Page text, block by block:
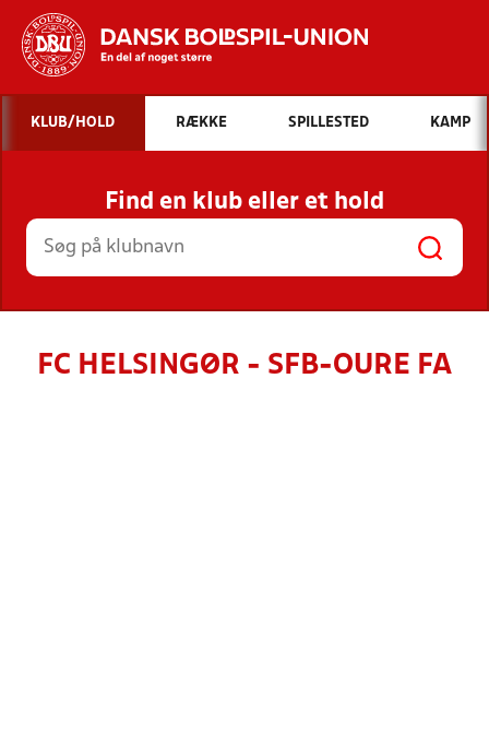
Hvad vil du søge efter?
INDHOLD OG NYHEDER
STILLINGER, RESULTATER, KLUBBER OG
HOLD
KLUB/HOLD RÆKKE SPILLESTED KAMP
Find en klub eller et hold
FC HELSINGØR - SFB-OURE FA